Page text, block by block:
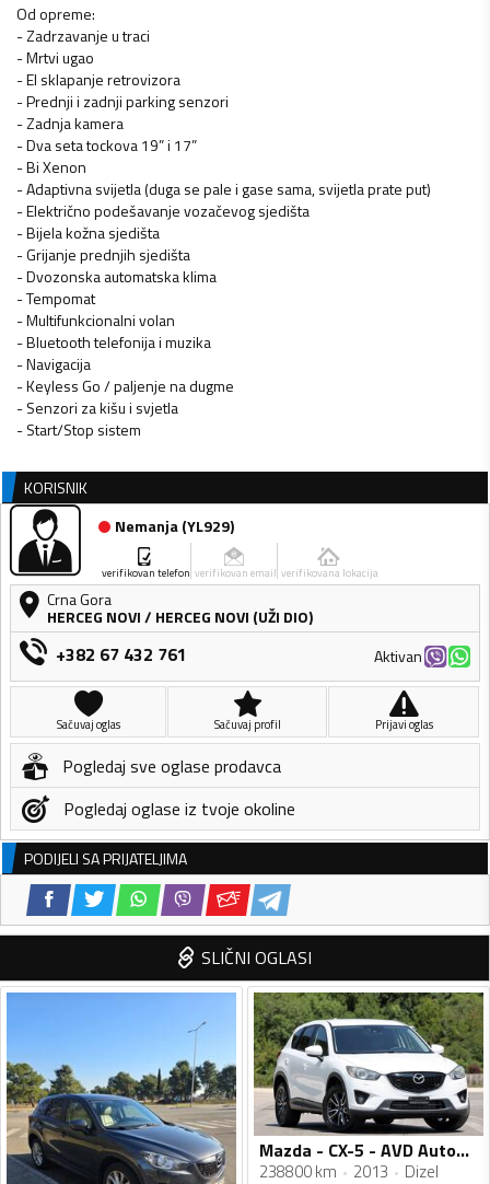
Od opreme:
- Zadrzavanje u traci
- Mrtvi ugao
- El sklapanje retrovizora
- Prednji i zadnji parking senzori
- Zadnja kamera
- Dva seta tockova 19” i 17”
- Bi Xenon
- Adaptivna svijetla (duga se pale i gase sama, svijetla prate put)
- Električno podešavanje vozačevog sjedišta
- Bijela kožna sjedišta
- Grijanje prednjih sjedišta
- Dvozonska automatska klima
- Tempomat
- Multifunkcionalni volan
- Bluetooth telefonija i muzika
- Navigacija
- Keyless Go / paljenje na dugme
- Senzori za kišu i svjetla
- Start/Stop sistem
KORISNIK
Nemanja(YL929)
verifikovan telefon verifikovan email verifikovana lokacija
Crna Gora
HERCEG NOVI/ HERCEG NOVI (UŽI DIO)
+382 67 432 761 Aktivan
Sačuvaj oglas Sačuvaj profil Prijavi oglas
Pogledaj sve oglase prodavca
Pogledaj oglase iz tvoje okoline
PODIJELI SA PRIJATELJIMA
SLIČNI OGLASI
Mazda - CX-5 - AVD Automatic
238800 km 2013 Dizel